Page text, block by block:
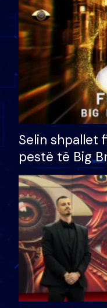
Selin shpallet
pestë të Big
çmimin e